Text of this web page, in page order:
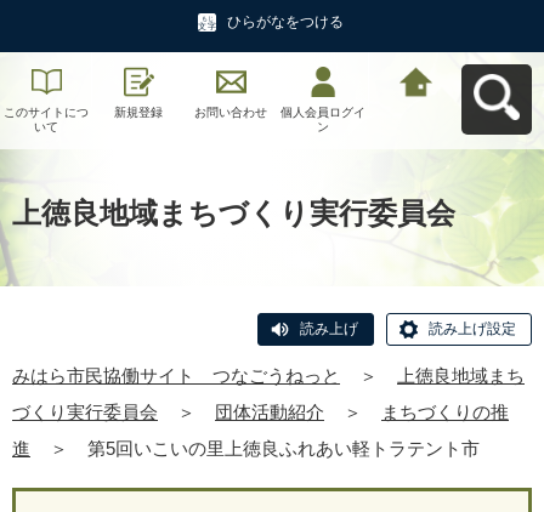
ひらがなをつける
このサイトにつ
いて
新規登録 お問い合わせ
個人会員ログイ
ン
上徳良地域まちづくり実行委員会
読み上げ 読み上げ設定
みはら市民協働サイト つなごうねっと ＞
上徳良地域まち
づくり実行委員会
＞ 団体活動紹介 ＞
まちづくりの推
進
＞ 第5回いこいの里上徳良ふれあい軽トラテント市